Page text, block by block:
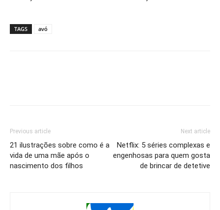
TAGS avó
Previous article
21 ilustrações sobre como é a
vida de uma mãe após o
nascimento dos filhos
Next article
Netflix: 5 séries complexas e
engenhosas para quem gosta
de brincar de detetive